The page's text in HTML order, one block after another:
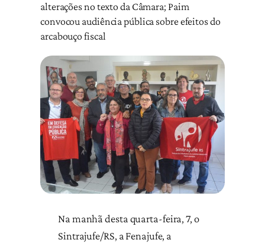
alterações no texto da Câmara; Paim
convocou audiência pública sobre efeitos do
arcabouço fiscal
Na manhã desta quarta-feira, 7, o
Sintrajufe/RS, a Fenajufe, a